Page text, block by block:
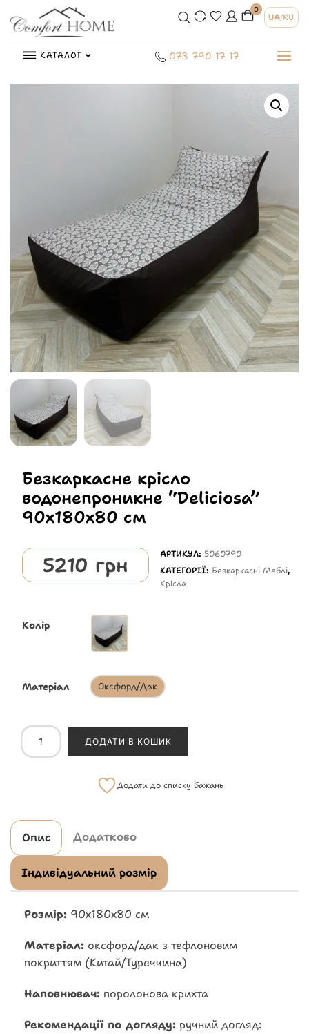
0
UA/RU
КАТАЛОГ 073 790 17 17
Безкаркасне крісло
водонепроникне “Deliciosa”
90х180х80 см
5210 грн АРТИКУЛ: 5060790
КАТЕГОРІЇ: Безкаркасні Меблі,
Крісла
Колір
Матеріал Оксфорд/Дак
ДОДАТИ В КОШИК
Додати до списку бажань
Опис Додатково
Індивідуальний розмір
Розмір: 90х180х80 см
Матеріал: оксфорд/дак з тефлоновим
покриттям (Китай/Туреччина)
Наповнювач: поролонова крихта
Рекомендації по догляду: ручний догляд: